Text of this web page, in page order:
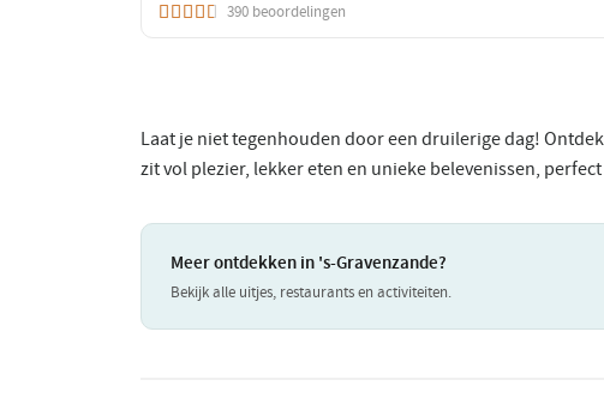
390 beoordelingen
Laat je niet tegenhouden door een druilerige dag!
zit vol plezier, lekker eten en unieke belevenissen,
Meer ontdekken in 's-Gravenzande?
Bekijk alle uitjes, restaurants en activiteiten.